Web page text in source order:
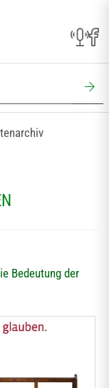
Bedeutung der